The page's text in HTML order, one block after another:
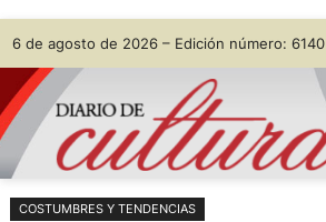
Saltar
al
contenido
Skip
to
content
6 de agosto de 2026 – Edición número: 6140
COSTUMBRES Y TENDENCIAS